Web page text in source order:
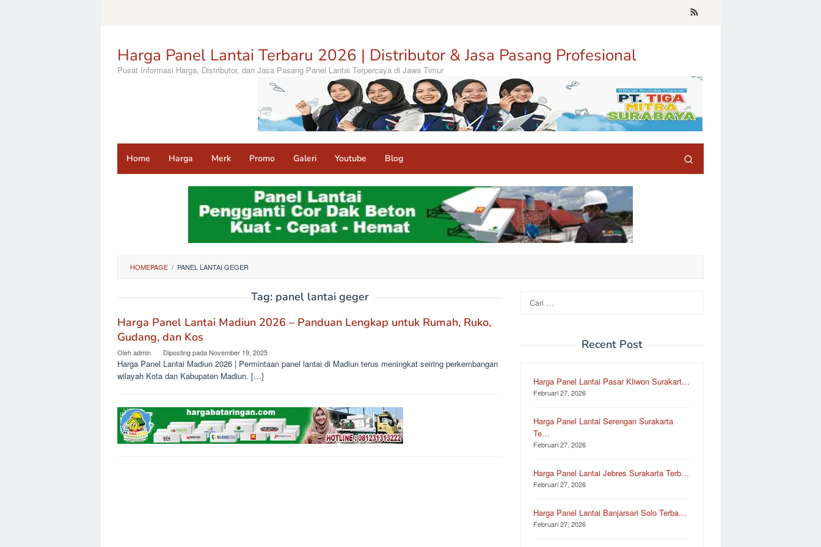
Harga Panel Lantai Terbaru 2026 | Distributor & Jasa Pasang Profesional
Pusat Informasi Harga, Distributor, dan Jasa Pasang Panel Lantai Terpercaya di Jawa Timur
Home Harga Merk Promo Galeri Youtube Blog
HOMEPAGE / PANEL LANTAI GEGER
Tag: panel lantai geger
Harga Panel Lantai Madiun 2026 – Panduan Lengkap untuk Rumah, Ruko,
Gudang, dan Kos
Olehadmin Diposting padaNovember 19, 2025
Harga Panel Lantai Madiun 2026 | Permintaan panel lantai di Madiun terus meningkat seiring perkembangan
wilayah Kota dan Kabupaten Madiun. […]
Cari
untuk:
Recent Post
Harga Panel Lantai Pasar Kliwon Surakart…
Februari 27, 2026
Harga Panel Lantai Serengan Surakarta
Te…
Februari 27, 2026
Harga Panel Lantai Jebres Surakarta Terb…
Februari 27, 2026
Harga Panel Lantai Banjarsari Solo Terba…
Februari 27, 2026